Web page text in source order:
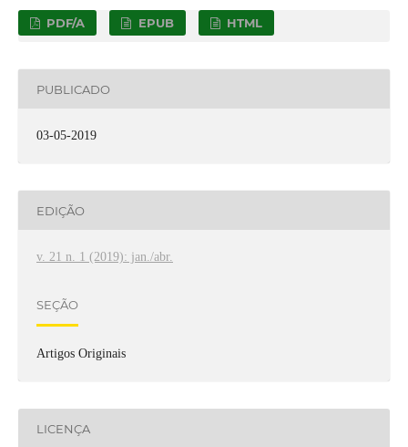
PDF/A EPUB HTML
PUBLICADO
03-05-2019
EDIÇÃO
v. 21 n. 1 (2019): jan./abr.
SEÇÃO
Artigos Originais
LICENÇA